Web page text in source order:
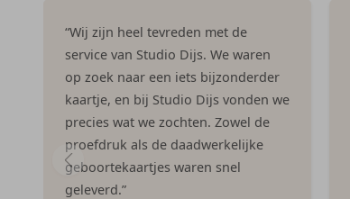
“Wij zijn heel tevreden met de
service van Studio Dijs. We waren
op zoek naar een iets bijzonderder
kaartje, en bij Studio Dijs vonden we
precies wat we zochten. Zowel de
proefdruk als de daadwerkelijke
geboortekaartjes waren snel
geleverd.”